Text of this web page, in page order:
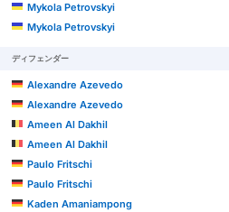
Mykola Petrovskyi
Mykola Petrovskyi
ディフェンダー
Alexandre Azevedo
Alexandre Azevedo
Ameen Al Dakhil
Ameen Al Dakhil
Paulo Fritschi
Paulo Fritschi
Kaden Amaniampong